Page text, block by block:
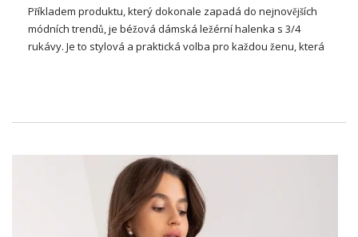
Příkladem produktu, který dokonale zapadá do nejnovějších
módních trendů, je béžová dámská ležérní halenka s 3/4
rukávy. Je to stylová a praktická volba pro každou ženu, která
ležérní halenku s 3/4 rukávy?
dalším odstínům a usnadňuje tak vytváření různých vzhledů.
Halenka s 3/4 rukávem je zase zárukou pohodlí bez ohledu
na roční období. Díky délce rukávů je halenka praktickou
volbou pro chladnější i teplejší dny.